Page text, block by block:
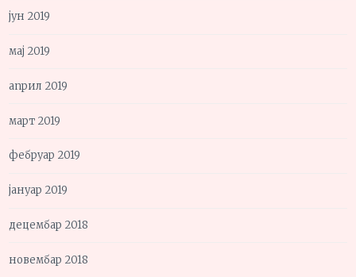
јун 2019
мај 2019
април 2019
март 2019
фебруар 2019
јануар 2019
децембар 2018
новембар 2018